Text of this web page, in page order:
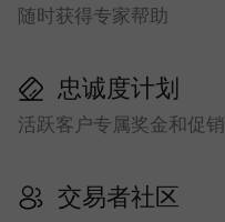
随时获得专家帮助
忠诚度计划
活跃客户专属奖金和促销
交易者社区